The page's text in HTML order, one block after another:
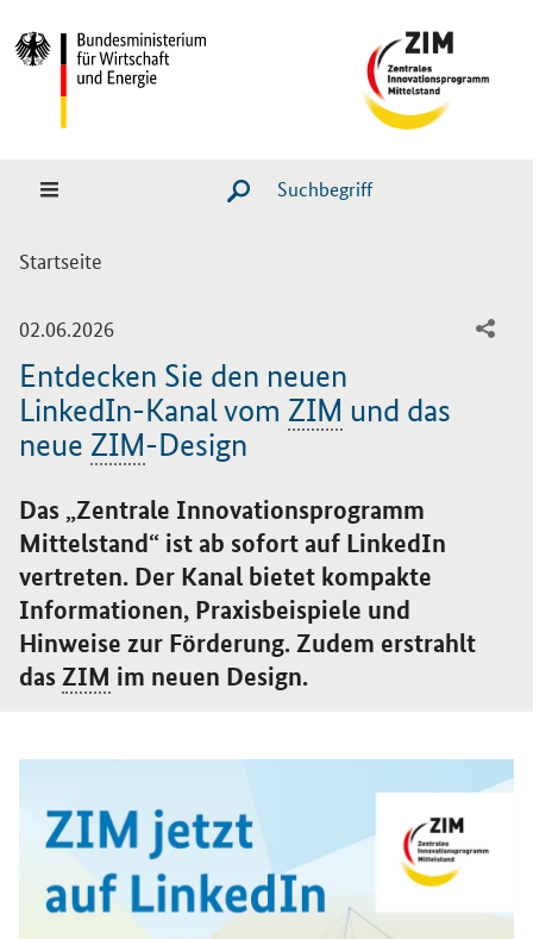
SUCHE STARTEN
Sie sind hier:
Startseite
02.06.2026
Entdecken Sie den neuen
LinkedIn-Kanal vom ZIM und das
neue ZIM-Design
Einleitung
Das „Zentrale Innovationsprogramm
Mittelstand“ ist ab sofort auf LinkedIn
vertreten. Der Kanal bietet kompakte
Informationen, Praxisbeispiele und
Hinweise zur Förderung. Zudem erstrahlt
dasZIM im neuen Design.